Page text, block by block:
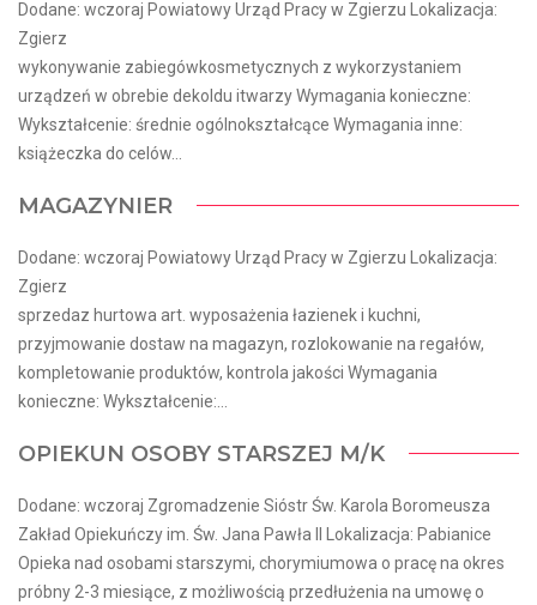
Dodane: wczoraj Powiatowy Urząd Pracy w Zgierzu Lokalizacja:
Zgierz
wykonywanie zabiegówkosmetycznych z wykorzystaniem
urządzeń w obrebie dekoldu itwarzy Wymagania konieczne:
Wykształcenie: średnie ogólnokształcące Wymagania inne:
książeczka do celów...
MAGAZYNIER
Dodane: wczoraj Powiatowy Urząd Pracy w Zgierzu Lokalizacja:
Zgierz
sprzedaz hurtowa art. wyposażenia łazienek i kuchni,
przyjmowanie dostaw na magazyn, rozlokowanie na regałów,
kompletowanie produktów, kontrola jakości Wymagania
konieczne: Wykształcenie:...
OPIEKUN OSOBY STARSZEJ M/K
Dodane: wczoraj Zgromadzenie Sióstr Św. Karola Boromeusza
Zakład Opiekuńczy im. Św. Jana Pawła II Lokalizacja: Pabianice
Opieka nad osobami starszymi, chorymiumowa o pracę na okres
próbny 2-3 miesiące, z możliwością przedłużenia na umowę o